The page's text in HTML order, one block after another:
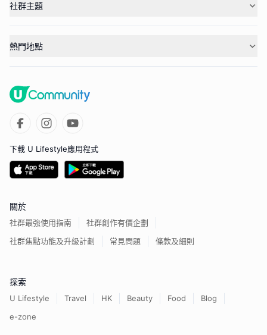
社群主題
熱門地點
下載 U Lifestyle應用程式
關於
社群最強使用指南
社群創作有價企劃
社群焦點功能及升級計劃
常見問題 條款及細則
探索
U Lifestyle Travel HK Beauty Food
Blog
e-zone